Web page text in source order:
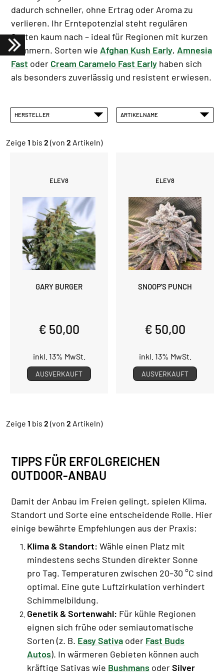
dadurch schneller, ohne Ertrag oder Aroma zu
verlieren. Ihr Erntepotenzial steht regulären
Sorten kaum nach – ideal für Regionen mit kurzen
Sommern. Sorten wie Afghan Kush Early, Amnesia
Fast oder Cream Caramelo Fast Early haben sich
als besonders zuverlässig und resistent erwiesen.
HERSTELLER ARTIKELNAME
Zeige 1 bis 2 (von 2 Artikeln)
ELEV8
GARY BURGER
€ 50,00
inkl. 13% MwSt.
AUSVERKAUFT
ELEV8
SNOOP'S PUNCH
€ 50,00
inkl. 13% MwSt.
AUSVERKAUFT
Zeige 1 bis 2 (von 2 Artikeln)
TIPPS FÜR ERFOLGREICHEN
OUTDOOR-ANBAU
Damit der Anbau im Freien gelingt, spielen Klima,
Standort und Sorte eine entscheidende Rolle. Hier
einige bewährte Empfehlungen aus der Praxis:
Klima & Standort: Wähle einen Platz mit
mindestens sechs Stunden direkter Sonne
pro Tag. Temperaturen zwischen 20–30 °C sind
optimal. Eine gute Luftzirkulation verhindert
Schimmelbildung.
Genetik & Sortenwahl: Für kühle Regionen
eignen sich frühe oder semiautomatische
Sorten (z. B. Easy Sativa oder Fast Buds
Autos). In wärmeren Gebieten können auch
kräftige Sativas wie Bushmans oderSilver